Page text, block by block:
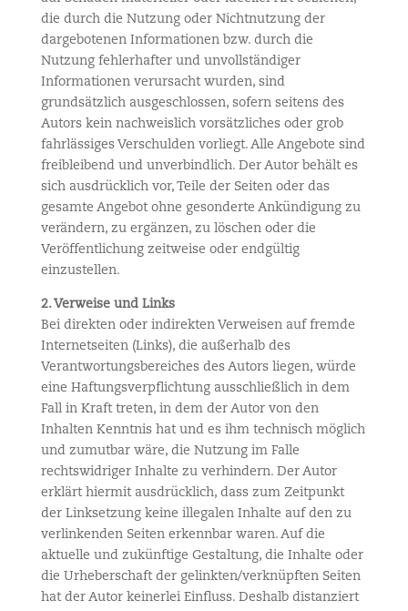
die durch die Nutzung oder Nichtnutzung der
dargebotenen Informationen bzw. durch die
Nutzung fehlerhafter und unvollständiger
Informationen verursacht wurden, sind
grundsätzlich ausgeschlossen, sofern seitens des
Autors kein nachweislich vorsätzliches oder grob
fahrlässiges Verschulden vorliegt. Alle Angebote sind
freibleibend und unverbindlich. Der Autor behält es
sich ausdrücklich vor, Teile der Seiten oder das
gesamte Angebot ohne gesonderte Ankündigung zu
verändern, zu ergänzen, zu löschen oder die
Veröffentlichung zeitweise oder endgültig
einzustellen.
2. Verweise und Links
Bei direkten oder indirekten Verweisen auf fremde
Internetseiten (Links), die außerhalb des
Verantwortungsbereiches des Autors liegen, würde
eine Haftungsverpflichtung ausschließlich in dem
Fall in Kraft treten, in dem der Autor von den
Inhalten Kenntnis hat und es ihm technisch möglich
und zumutbar wäre, die Nutzung im Falle
rechtswidriger Inhalte zu verhindern. Der Autor
erklärt hiermit ausdrücklich, dass zum Zeitpunkt
der Linksetzung keine illegalen Inhalte auf den zu
verlinkenden Seiten erkennbar waren. Auf die
aktuelle und zukünftige Gestaltung, die Inhalte oder
die Urheberschaft der gelinkten/verknüpften Seiten
hat der Autor keinerlei Einfluss. Deshalb distanziert